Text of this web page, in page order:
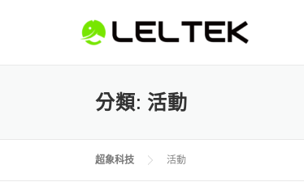
分類: 活動
超象科技 活動